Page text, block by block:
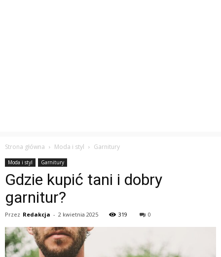
Strona główna Moda i styl Garnitury
Moda i styl Garnitury
Gdzie kupić tani i dobry
garnitur?
Przez Redakcja - 2 kwietnia 2025 319 0